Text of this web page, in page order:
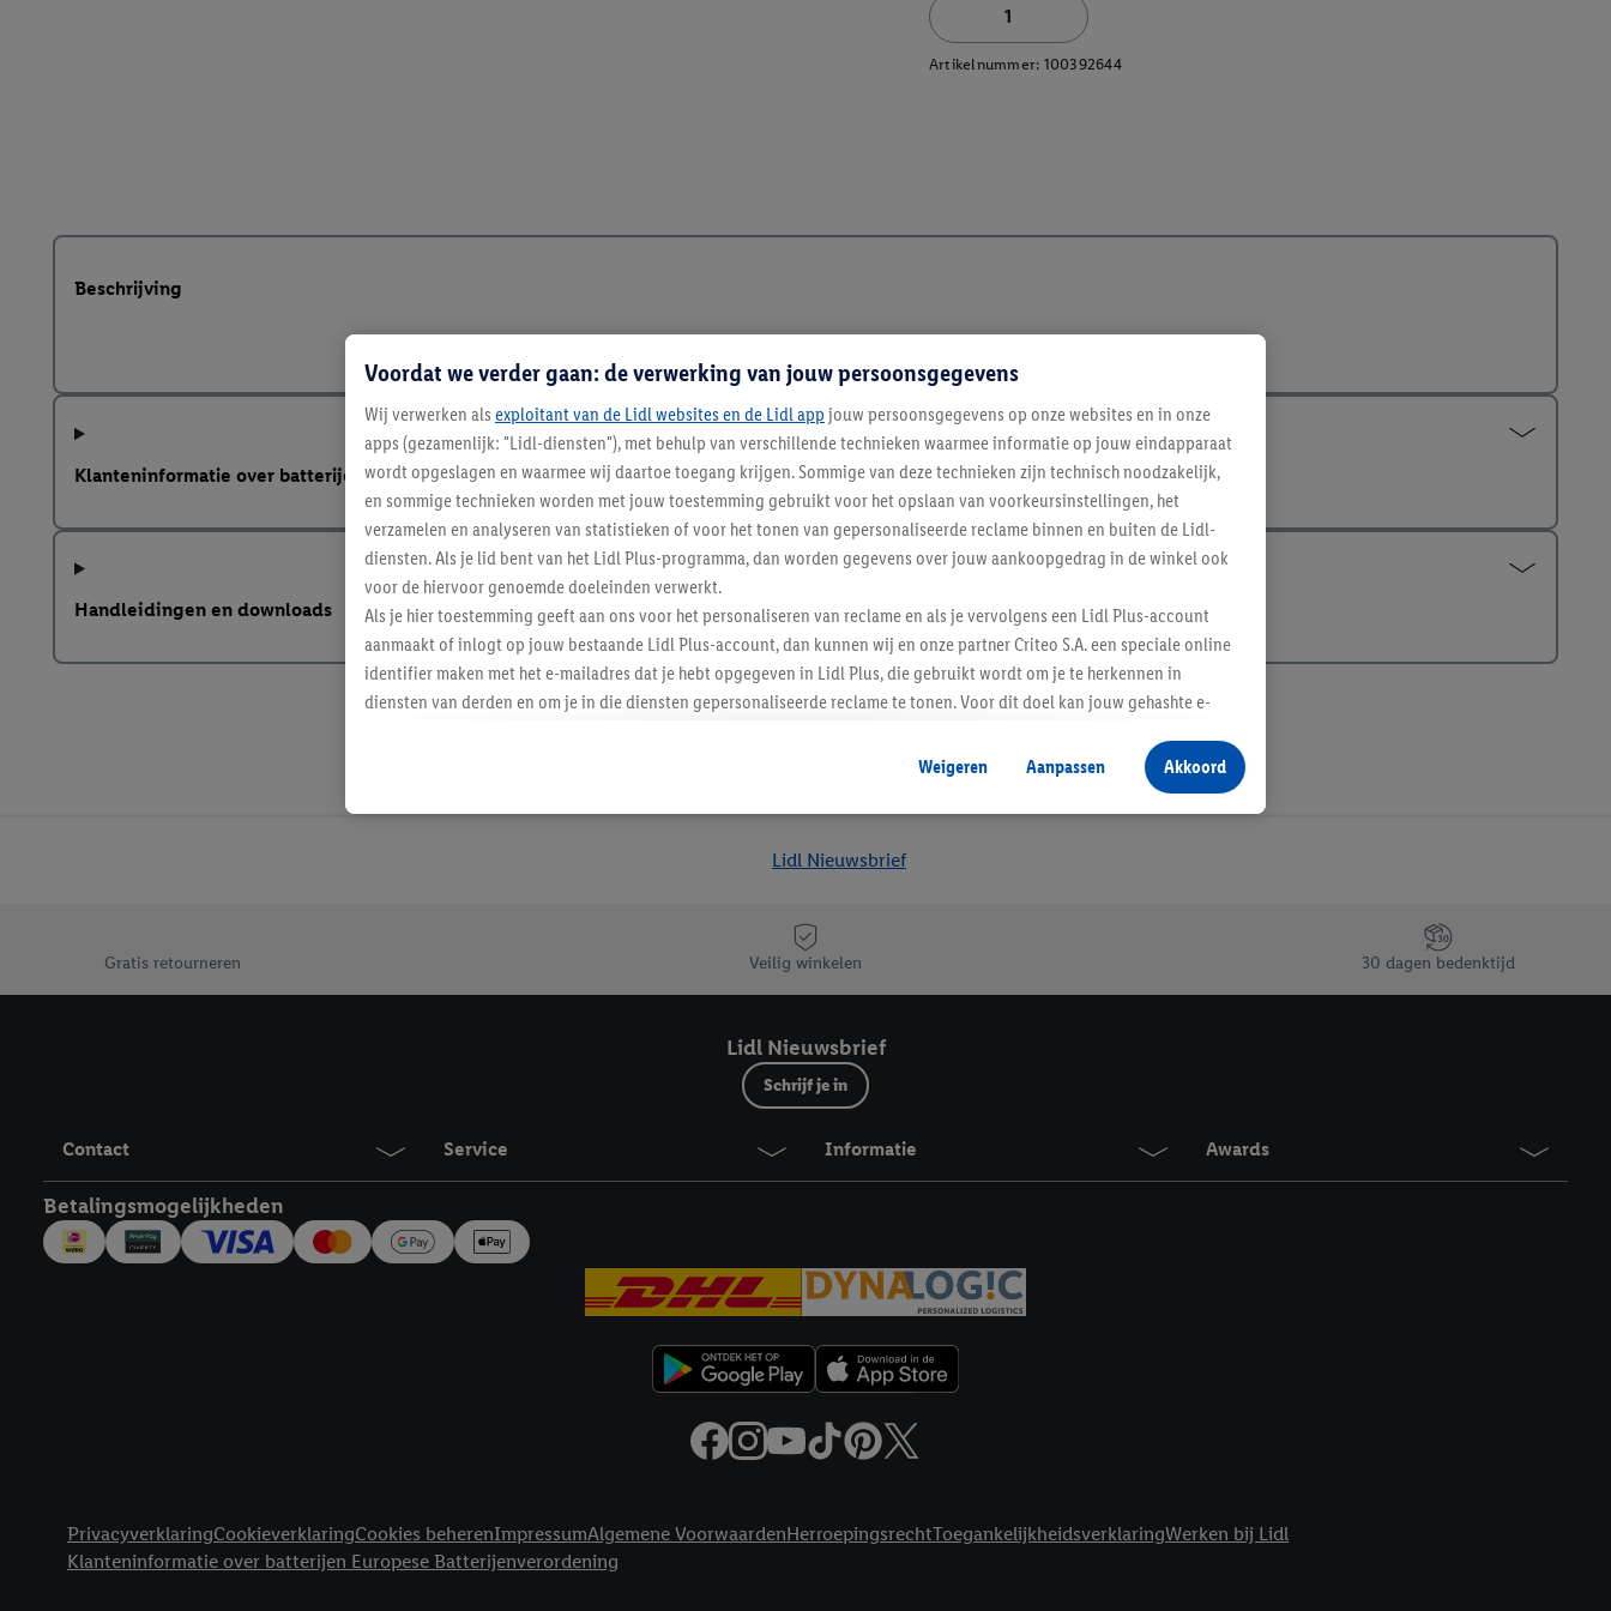
Artikelnummer: 100392644
Beschrijving
Klanteninformatie over batterijen Europese Batterijenverordening
Handleidingen en downloads
Lidl Nieuwsbrief
Gratis retourneren Veilig winkelen 30 dagen bedenktijd
Lidl Nieuwsbrief
Schrijf je in
Contact Service Informatie Awards
Betalingsmogelijkheden
PrivacyverklaringCookieverklaringCookies beherenImpressumAlgemene VoorwaardenHerroepingsrechtToegankelijkheidsverklaringWerken bij Lidl
Klanteninformatie over batterijen Europese Batterijenverordening
Voordat we verder gaan: de verwerking van jouw persoonsgegevens
Wij verwerken als exploitant van de Lidl websites en de Lidl app jouw persoonsgegevens op onze websites en in onze
apps (gezamenlijk: "Lidl-diensten"), met behulp van verschillende technieken waarmee informatie op jouw eindapparaat
wordt opgeslagen en waarmee wij daartoe toegang krijgen. Sommige van deze technieken zijn technisch noodzakelijk,
en sommige technieken worden met jouw toestemming gebruikt voor het opslaan van voorkeursinstellingen, het
verzamelen en analyseren van statistieken of voor het tonen van gepersonaliseerde reclame binnen en buiten de Lidl-
diensten. Als je lid bent van het Lidl Plus-programma, dan worden gegevens over jouw aankoopgedrag in de winkel ook
voor de hiervoor genoemde doeleinden verwerkt.
Als je hier toestemming geeft aan ons voor het personaliseren van reclame en als je vervolgens een Lidl Plus-account
aanmaakt of inlogt op jouw bestaande Lidl Plus-account, dan kunnen wij en onze partner Criteo S.A. een speciale online
identifier maken met het e-mailadres dat je hebt opgegeven in Lidl Plus, die gebruikt wordt om je te herkennen in
diensten van derden en om je in die diensten gepersonaliseerde reclame te tonen. Voor dit doel kan jouw gehashte e-
Als je hiervoor toestemming geeft, dan kunnen retargeting advertenties worden weergegeven voor producten waarin je
eerder interesse hebt getoond (bijvoorbeeld door het product in een winkelmandje van een online winkel te plaatsen
Lidl-diensten worden weergegeven, als verschillende eindapparaten en Lidl-diensten, met behulp van jouw gehashte e-
Onder "Aanpassen" kun je aangeven met welke cookies en vergelijkbare technieken en met welke
Door op "Akkoord" te klikken, stem je in met alle verwerkingen voor alle bovengenoemde doeleinden. Meer informatie,
inclusief over de opslagperiode van de gegevens en je recht om jouw toestemming op elk gewenst moment in te
over de cookies die wij inzetten.
Weigeren Aanpassen Akkoord